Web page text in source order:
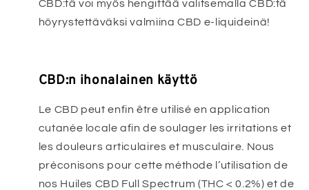
CBD:tä voi myös hengittää valitsemalla CBD:tä
höyrystettäväksi valmiina CBD e-liquideinä!
CBD:n ihonalainen käyttö
Le CBD peut enfin être utilisé en application
cutanée locale afin de soulager les irritations et
les douleurs articulaires et musculaire. Nous
préconisons pour cette méthode l’utilisation de
nos Huiles CBD Full Spectrum (THC < 0.2%) et de